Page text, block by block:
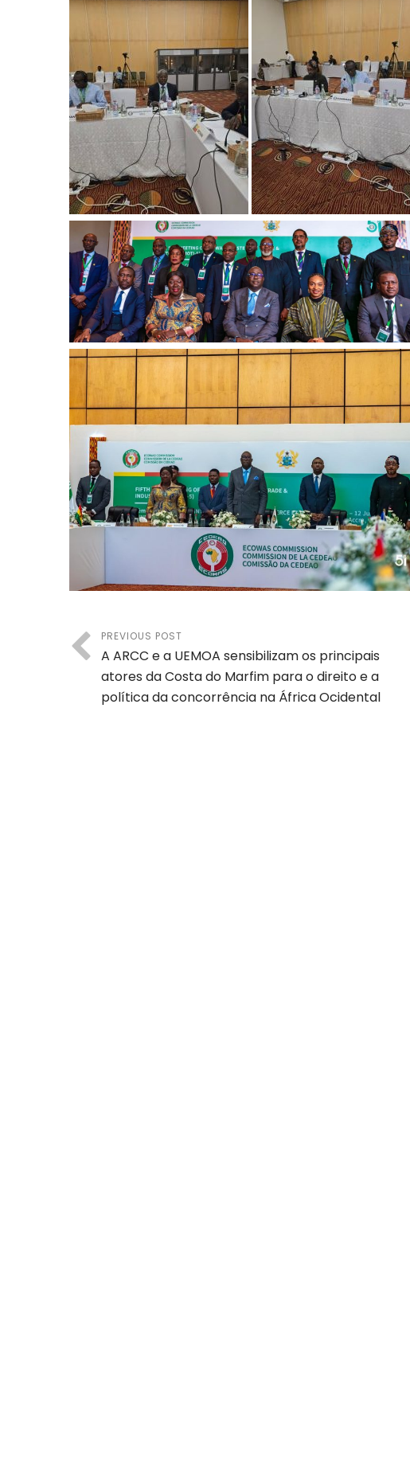
PREVIOUS POST
A ARCC e a UEMOA sensibilizam os principais
atores da Costa do Marfim para o direito e a
política da concorrência na África Ocidental